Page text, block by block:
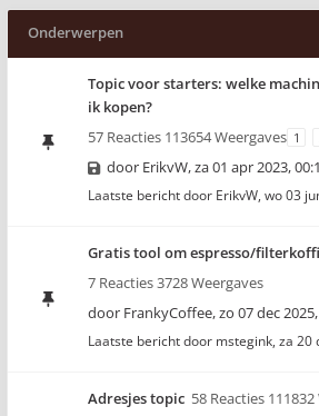
Onderwerpen
Topic voor starters: welke
ik kopen?
57 Reacties 113654 Weergaves 1
door ErikvW,za 01 apr 2023,
Laatste bericht door ErikvW, wo 03
Gratis tool om espresso/
7 Reacties 3728 Weergaves
door FrankyCoffee,zo 07 dec
Laatste bericht door mstegink, za 20
Adresjes topic 58 Reacties